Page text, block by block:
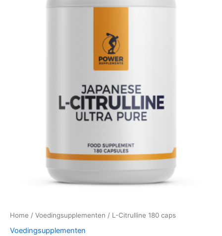
Home / Voedingsupplementen / L-Citrulline 180 caps
Voedingsupplementen